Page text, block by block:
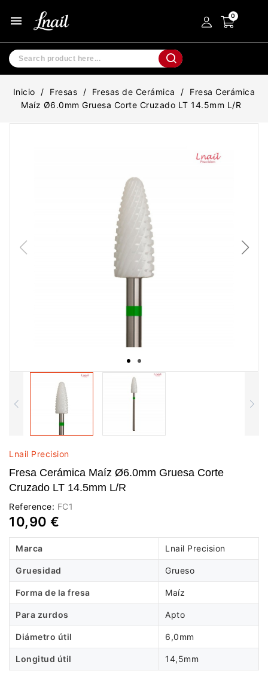
menu
Inicio Fresas Fresas de Cerámica
Fresa Cerámica
Maíz Ø6.0mm Gruesa Corte Cruzado LT 14.5mm L/R
Lnail Precision
Fresa Cerámica Maíz Ø6.0mm Gruesa Corte
Cruzado LT 14.5mm L/R
Reference: FC1
10,90 €
Marca Lnail Precision
Gruesidad Grueso
Forma de la fresa Maíz
Para zurdos Apto
Diámetro útil 6,0mm
Longitud útil 14,5mm